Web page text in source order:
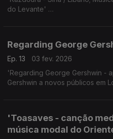
do Levante'
Regarding George
Ep. 13
03 fev. 2026
'Regarding George Gershwin -
Gershwin a novos públicos em
'Toasaves - canção
música modal do